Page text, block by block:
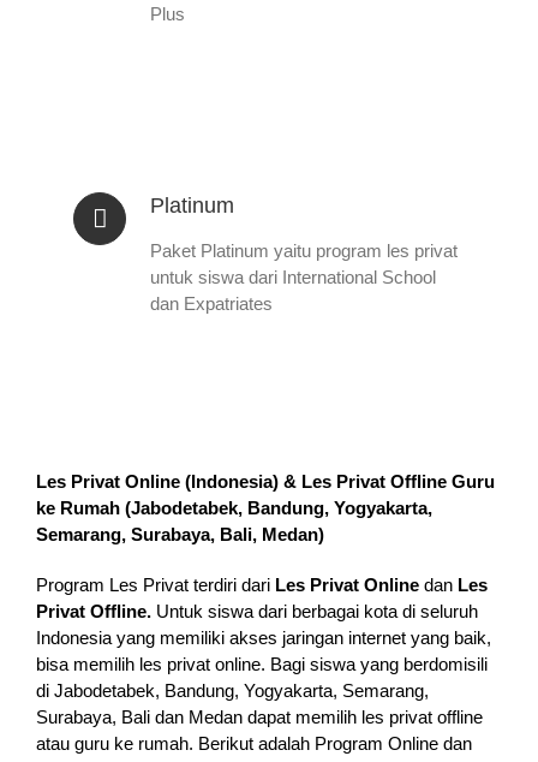
Plus
Platinum
Paket Platinum yaitu program les privat
untuk siswa dari International School
dan Expatriates
Les Privat Online (Indonesia) & Les Privat Offline Guru
ke Rumah (Jabodetabek, Bandung, Yogyakarta,
Semarang, Surabaya, Bali, Medan)
Program Les Privat terdiri dari Les Privat Online dan Les
Privat Offline. Untuk siswa dari berbagai kota di seluruh
Indonesia yang memiliki akses jaringan internet yang baik,
bisa memilih les privat online. Bagi siswa yang berdomisili
di Jabodetabek, Bandung, Yogyakarta, Semarang,
Surabaya, Bali dan Medan dapat memilih les privat offline
atau guru ke rumah. Berikut adalah Program Online dan